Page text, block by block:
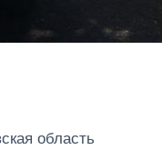
область